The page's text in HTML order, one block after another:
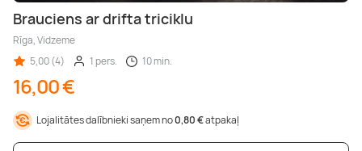
Brauciens ar drifta triciklu
Rīga, Vidzeme
5,00 (4)
1 pers. 10 min.
16,00 €
Lojalitātes dalībnieki saņem no0,80 €atpakaļ